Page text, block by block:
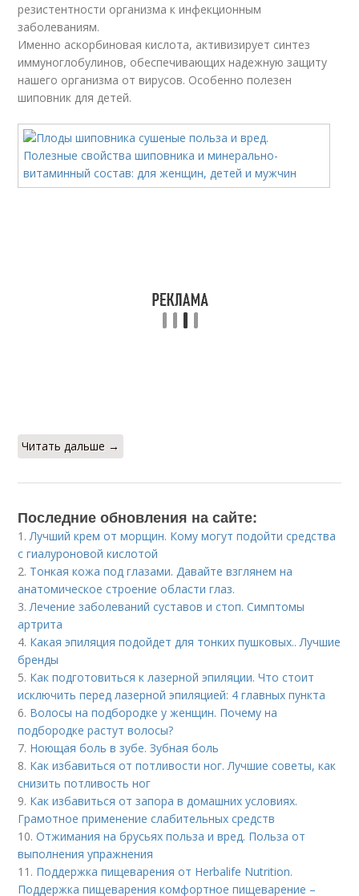
резистентности организма к инфекционным
заболеваниям.
Именно аскорбиновая кислота, активизирует синтез
иммуноглобулинов, обеспечивающих надежную защиту
нашего организма от вирусов. Особенно полезен
шиповник для детей.
Читать дальше →
Последние обновления на сайте:
1.Лучший крем от морщин. Кому могут подойти средства
с гиалуроновой кислотой
2. Тонкая кожа под глазами. Давайте взглянем на
анатомическое строение области глаз.
3.Лечение заболеваний суставов и стоп. Симптомы
артрита
4. Какая эпиляция подойдет для тонких пушковых.. Лучшие
бренды
5. Как подготовиться к лазерной эпиляции. Что стоит
исключить перед лазерной эпиляцией: 4 главных пункта
6. Волосы на подбородке у женщин. Почему на
подбородке растут волосы?
7. Ноющая боль в зубе. Зубная боль
8. Как избавиться от потливости ног. Лучшие советы, как
снизить потливость ног
9. Как избавиться от запора в домашних условиях.
Грамотное применение слабительных средств
10.Отжимания на брусьях польза и вред. Польза от
выполнения упражнения
11. Поддержка пищеварения от Herbalife Nutrition.
Поддержка пищеварения комфортное пищеварение –